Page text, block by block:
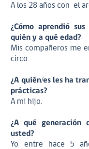
A los 28 años con el
¿Cómo aprendió
quién y a qué edad?
Mis compañeros me
circo.
¿A quién/es les ha
prácticas?
A mi hijo.
¿A qué generación
usted?
Yo entre hace 5